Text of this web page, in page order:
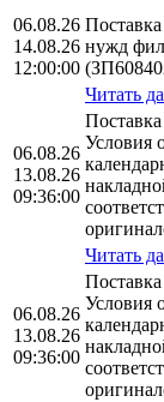
06.08.26
14.08.26
12:00:00
нужд
Читать
06.08.26
13.08.26
09:36:00
Условия
Читать
06.08.26
13.08.26
09:36:00
Условия